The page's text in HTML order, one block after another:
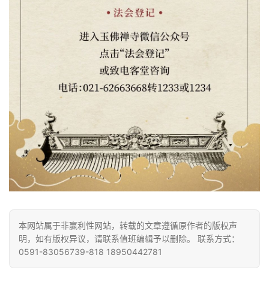
本网站属于非赢利性网站，转载的文章遵循原作者的版权声
明，如有版权异议，请联系值班编辑予以删除。 联系方式：
0591-83056739-818 18950442781